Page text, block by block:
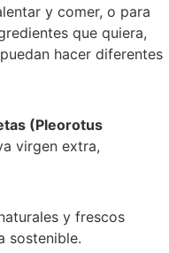
y comer, o para
que quiera,
hacer diferentes
(Pleorotus
virgen extra,
y frescos
sostenible.